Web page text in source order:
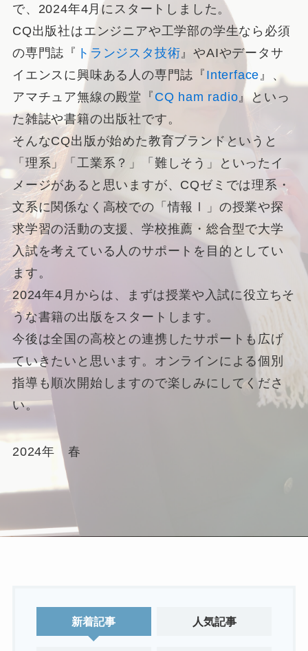
で、2024年4月にスタートしました。
CQ出版社はエンジニアや工学部の学生なら必須
の専門誌『 トランジスタ技術』やAIやデータサ
イエンスに興味ある人の専門誌『 Interface』、
アマチュア無線の殿堂『 CQ ham radio』といっ
た雑誌や書籍の出版社です。
そんなCQ出版が始めた教育ブランドというと
「理系」「工業系？」「難しそう」といったイ
メージがあると思いますが、CQゼミでは理系・
文系に関係なく高校での「情報Ⅰ」の授業や探
求学習の活動の支援、学校推薦・総合型で大学
入試を考えている人のサポートを目的としてい
ます。
2024年4月からは、まずは授業や入試に役立ちそ
うな書籍の出版をスタートします。
今後は全国の高校との連携したサポートも広げ
ていきたいと思います。オンラインによる個別
指導も順次開始しますので楽しみにしてくださ
い。
2024年 春
新着記事 人気記事